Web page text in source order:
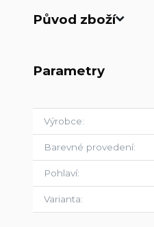
Původ zboží
Parametry
Výrobce
Barevné provedení
Pohlaví
Varianta